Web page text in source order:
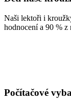
Naši lektoři i
hodnocení a 90 %
Počítačové